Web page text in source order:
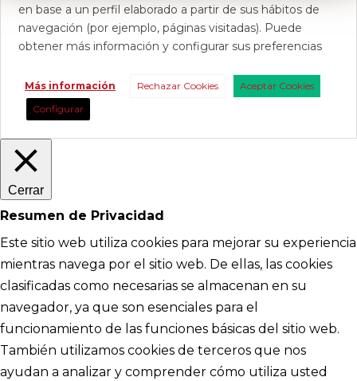
en base a un perfil elaborado a partir de sus hábitos de
navegación (por ejemplo, páginas visitadas). Puede
obtener más información y configurar sus preferencias
Más información Rechazar Cookies
Aceptar Cookies
Configurar
Cerrar
Resumen de Privacidad
Este sitio web utiliza cookies para mejorar su experiencia
mientras navega por el sitio web. De ellas, las cookies
clasificadas como necesarias se almacenan en su
navegador, ya que son esenciales para el
funcionamiento de las funciones básicas del sitio web.
También utilizamos cookies de terceros que nos
ayudan a analizar y comprender cómo utiliza usted